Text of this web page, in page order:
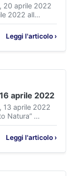
20 aprile 2022
2022 all...
Leggi l'articolo ›
aprile 2022
13 aprile 2022
Natura” ...
Leggi l'articolo ›